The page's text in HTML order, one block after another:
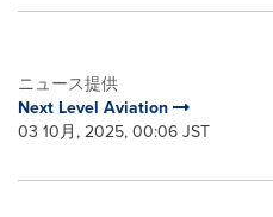
ニュース提供
Next Level Aviation
03 10月, 2025, 00:06 JST